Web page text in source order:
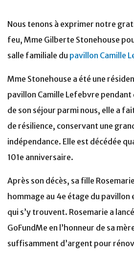
Nous tenons à exprimer notre
feu, Mme Gilberte Stonehouse
salle familiale du pavillon Camille
Mme Stonehouse a été une
pavillon Camille Lefebvre pendant
de son séjour parmi nous, elle a
de résilience, conservant une
indépendance. Elle est décédée
101e anniversaire.
Après son décès, sa fille
hommage au 4e étage du
qui s’y trouvent. Rosemarie a
GoFundMe en l’honneur de sa
suffisamment d’argent pour